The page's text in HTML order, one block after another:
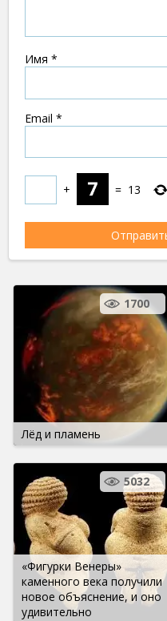
Имя *
Email *
+ = 13
Лёд и пламень
1700
«Фигурки Венеры»
каменного века получили
новое объяснение, и оно
удивительно
5032